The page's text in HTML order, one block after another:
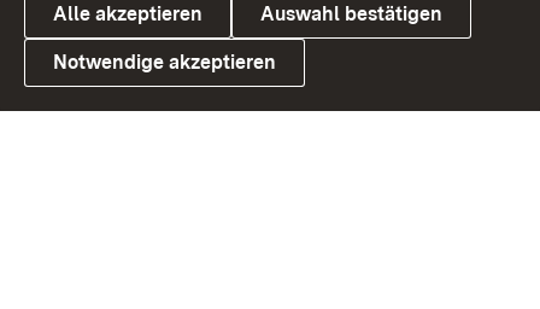
Link zum Landesportal
Alle akzeptieren Auswahl bestätigen
Notwendige akzeptieren